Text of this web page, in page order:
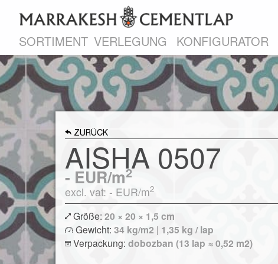
SORTIMENT VERLEGUNG KONFIGURATOR
ZURÜCK
AISHA 0507
- EUR/m2
excl. vat: - EUR/m2
Größe:20 × 20 × 1,5 cm
Gewicht:34 kg/m2 | 1,35 kg / lap
Verpackung:dobozban (13 lap ≈ 0,52 m2)